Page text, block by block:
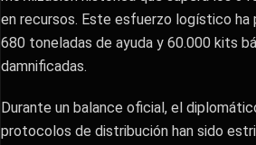
en recursos. Este esfuerzo logístico ha
680 toneladas de ayuda y 60.000 kits
damnificadas.
​Durante un balance oficial, el
protocolos de distribución han sido